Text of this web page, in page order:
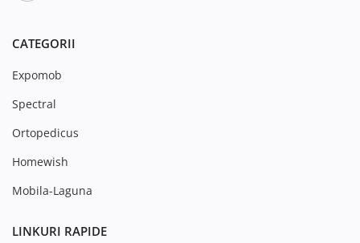
CATEGORII
Expomob
Spectral
Ortopedicus
Homewish
Mobila-Laguna
LINKURI RAPIDE